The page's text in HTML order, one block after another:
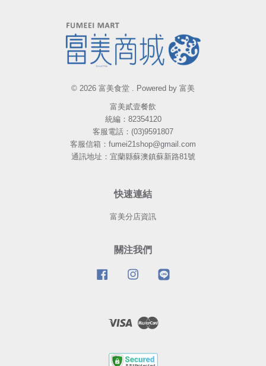
© 2026 富美食堂 . Powered by 富美
富美貳壹餐飲
統編：82354120
客服電話：(03)9591807
客服信箱：fumei21shop@gmail.com
通訊地址：宜蘭縣蘇澳鎮蘇新路81號
快速連結
富美分店資訊
關注我們
Facebook Instagram
Visa Master